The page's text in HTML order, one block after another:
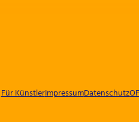
Für KünstlerImpressumDatenschutz